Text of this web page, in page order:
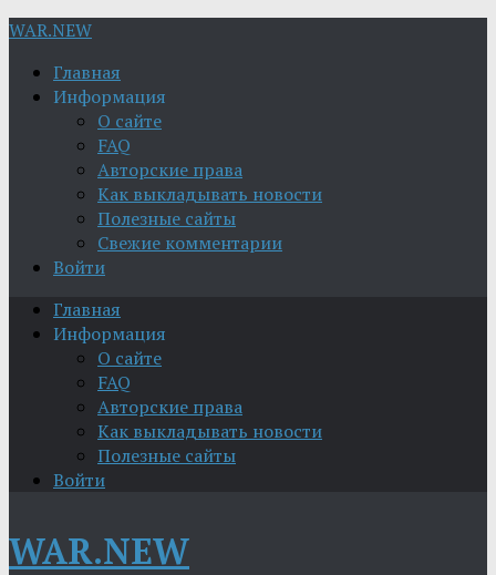
WAR.NEW
Главная
Информация
О сайте
FAQ
Авторские права
Как выкладывать новости
Полезные сайты
Свежие комментарии
Войти
Главная
Информация
О сайте
FAQ
Авторские права
Как выкладывать новости
Полезные сайты
Войти
WAR.NEW